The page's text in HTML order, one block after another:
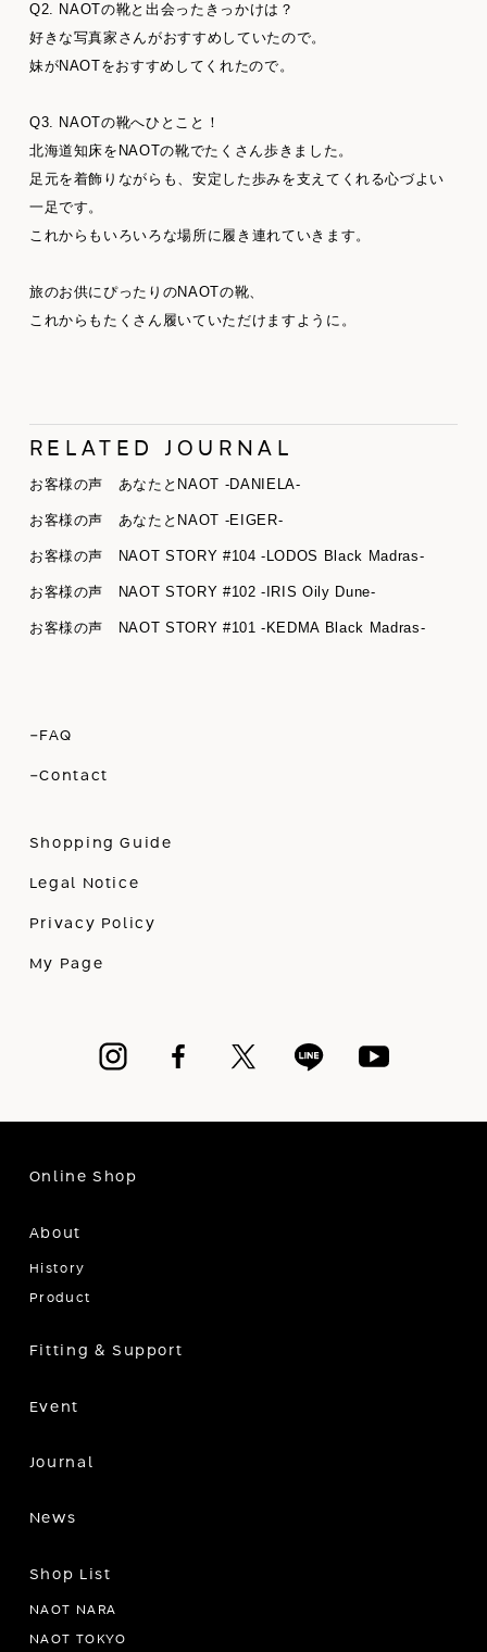
Q2. NAOTの靴と出会ったきっかけは？
好きな写真家さんがおすすめしていたので。
妹がNAOTをおすすめしてくれたので。
Q3. NAOTの靴へひとこと！
北海道知床をNAOTの靴でたくさん歩きました。
足元を着飾りながらも、安定した歩みを支えてくれる心づよい
一足です。
これからもいろいろな場所に履き連れていきます。
旅のお供にぴったりのNAOTの靴、
これからもたくさん履いていただけますように。
RELATED JOURNAL
お客様の声 あなたとNAOT -DANIELA-
お客様の声 あなたとNAOT -EIGER-
お客様の声 NAOT STORY #104 -LODOS Black Madras-
お客様の声 NAOT STORY #102 -IRIS Oily Dune-
お客様の声 NAOT STORY #101 -KEDMA Black Madras-
-FAQ
-Contact
Shopping Guide
Legal Notice
Privacy Policy
My Page
Online Shop
About
History
Product
Fitting & Support
Event
Journal
News
Shop List
NAOT NARA
NAOT TOKYO